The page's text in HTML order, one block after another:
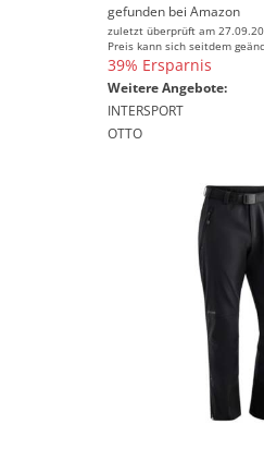
gefunden bei Amazon
zuletzt überprüft am
Preis kann sich seitdem
39% Ersparnis
Weitere Angebote:
INTERSPORT
OTTO